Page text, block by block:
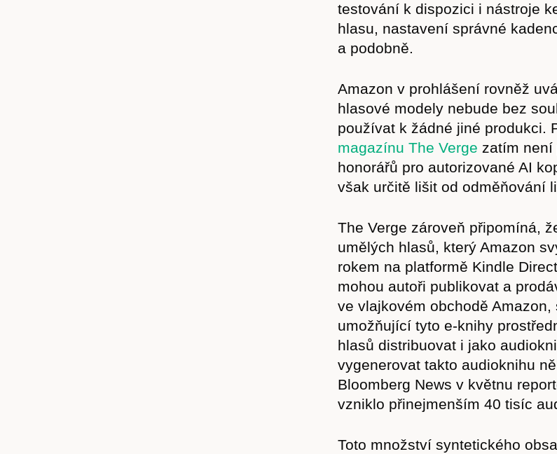
Časopis
Hostcast
testování k dispozici i nástroje
hlasu, nastavení správné
a podobně.
Amazon v prohlášení rovněž
hlasové modely nebude bez
používat k žádné jiné produkci.
magazínu The Verge zatím není
honorářů pro autorizované AI
však určitě lišit od odměňování
The Verge zároveň připomíná,
umělých hlasů, který Amazon
rokem na platformě Kindle
mohou autoři publikovat a
ve vlajkovém obchodě
umožňující tyto e-knihy
hlasů distribuovat i jako
vygenerovat takto audioknihu
Bloomberg News v květnu
vzniklo přinejmenším 40 tisíc
Toto množství syntetického